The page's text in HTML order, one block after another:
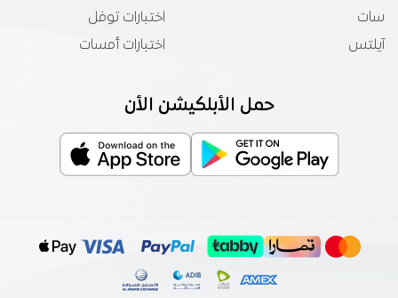
سات
آيلتس
اختبارات توفل
اختبارات أمسات
حمل الأبلكيشن الأن